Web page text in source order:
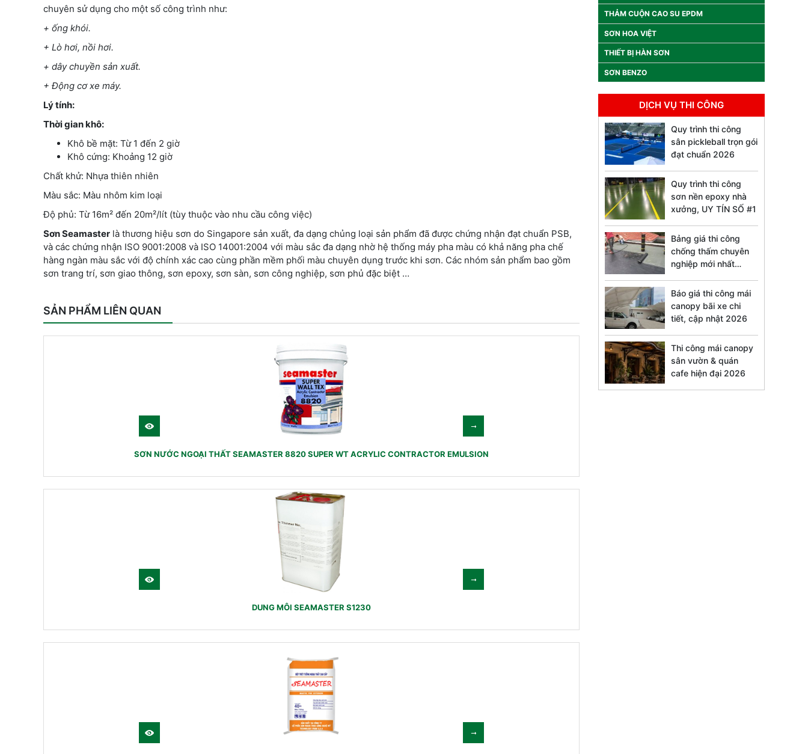
chuyên sử dụng cho một số công trình như:
+ ống khói.
+ Lò hơi, nồi hơi.
+ dây chuyền sản xuất.
+ Động cơ xe máy.
Lý tính:
Thời gian khô:
Khô bề mặt: Từ 1 đến 2 giờ
Khô cứng: Khoảng 12 giờ
Chất khử: Nhựa thiên nhiên
Màu sắc: Màu nhôm kim loại
Độ phủ: Từ 16m² đến 20m²/lít (tùy thuộc vào nhu cầu công việc)
Sơn Seamaster là thương hiệu sơn do Singapore sản xuất, đa dạng chủng loại sản phẩm đã được chứng nhận đạt chuẩn PSB,
và các chứng nhận ISO 9001:2008 và ISO 14001:2004 với màu sắc đa dạng nhờ hệ thống máy pha màu có khả năng pha chế
hàng ngàn màu sắc với độ chính xác cao cùng phần mềm phối màu chuyên dụng trước khi sơn. Các nhóm sản phẩm bao gồm
sơn trang trí, sơn giao thông, sơn epoxy, sơn sàn, sơn công nghiệp, sơn phủ đặc biệt …
SẢN PHẨM LIÊN QUAN
SƠN NƯỚC NGOẠI THẤT SEAMASTER 8820 SUPER WT ACRYLIC CONTRACTOR EMULSION
DUNG MÔI SEAMASTER S1230
THẢM CUỘN CAO SU EPDM
SƠN HOA VIỆT
THIẾT BỊ HÀN SƠN
SƠN BENZO
DỊCH VỤ THI CÔNG
Quy trình thi công
sân pickleball trọn gói
đạt chuẩn 2026
Quy trình thi công
sơn nền epoxy nhà
xưởng, UY TÍN SỐ #1
Bảng giá thi công
chống thấm chuyên
nghiệp mới nhất
Báo giá thi công mái
canopy bãi xe chi
tiết, cập nhật 2026
Thi công mái canopy
sân vườn & quán
cafe hiện đại 2026